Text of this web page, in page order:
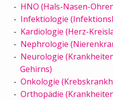
HNO (Hals-Nasen-
Infektiologie
Kardiologie (Herz-
Nephrologie
Neurologie
Gehirns)
Onkologie
Orthopädie